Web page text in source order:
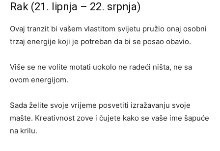
Rak (21. lipnja – 22. srpnja)
Ovaj tranzit bi vašem vlastitom svijetu pružio onaj osobni
trzaj energije koji je potreban da bi se posao obavio.
Više se ne volite motati uokolo ne radeći ništa, ne sa
ovom energijom.
Sada želite svoje vrijeme posvetiti izražavanju svoje
mašte. Kreativnost zove i čujete kako se vaše ime šapuće
na krilu.